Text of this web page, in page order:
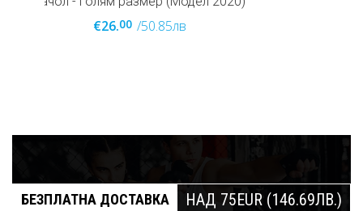
БЕЗПЛАТНА ДОСТАВКА НАД 75EUR (146.69ЛВ.)